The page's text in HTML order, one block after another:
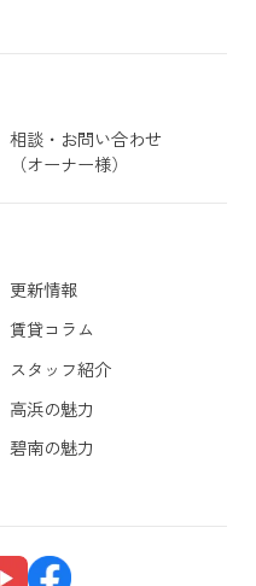
相談・お問い合わせ
（オーナー様）
更新情報
賃貸コラム
スタッフ紹介
高浜の魅力
碧南の魅力